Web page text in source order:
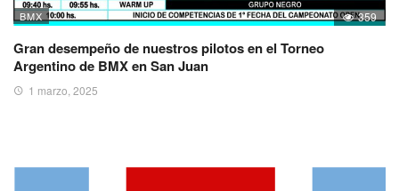
BMX 359
Gran desempeño de nuestros pilotos en el Torneo
Argentino de BMX en San Juan
1 marzo, 2025